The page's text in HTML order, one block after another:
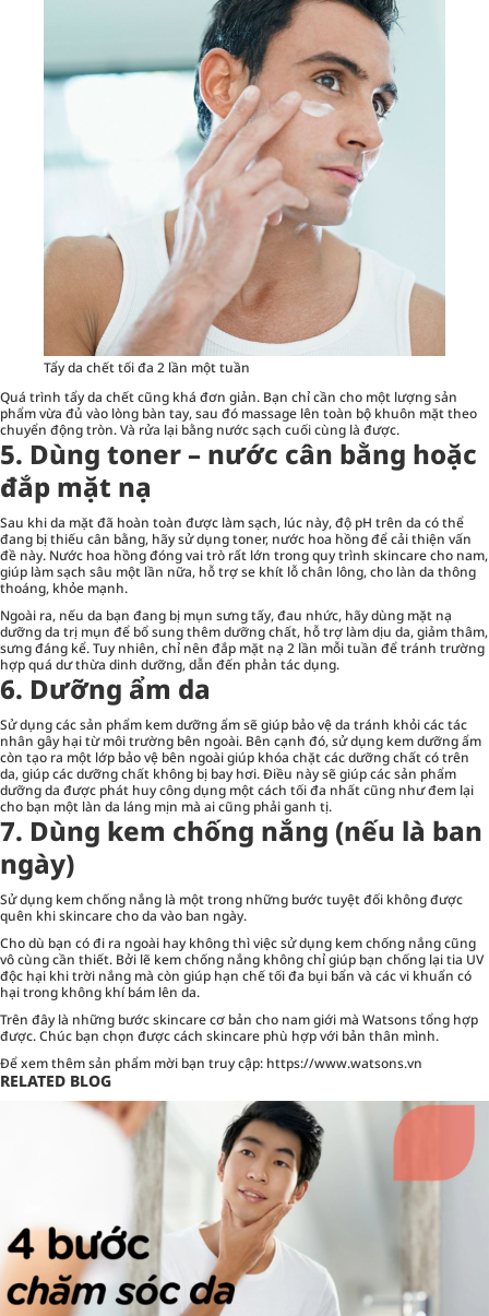
Tẩy da chết tối đa 2 lần một tuần
Quá trình tẩy da chết cũng khá đơn giản. Bạn chỉ cần cho một lượng sản
phẩm vừa đủ vào lòng bàn tay, sau đó massage lên toàn bộ khuôn mặt theo
chuyển động tròn. Và rửa lại bằng nước sạch cuối cùng là được.
5. Dùng toner – nước cân bằng hoặc
đắp mặt nạ
Sau khi da mặt đã hoàn toàn được làm sạch, lúc này, độ pH trên da có thể
đang bị thiếu cân bằng, hãy sử dụng toner, nước hoa hồng để cải thiện vấn
đề này. Nước hoa hồng đóng vai trò rất lớn trong quy trình skincare cho nam,
giúp làm sạch sâu một lần nữa, hỗ trợ se khít lỗ chân lông, cho làn da thông
thoáng, khỏe mạnh.
Ngoài ra, nếu da bạn đang bị mụn sưng tấy, đau nhức, hãy dùng mặt nạ
dưỡng da trị mụn để bổ sung thêm dưỡng chất, hỗ trợ làm dịu da, giảm thâm,
sưng đáng kể. Tuy nhiên, chỉ nên đắp mặt nạ 2 lần mỗi tuần để tránh trường
hợp quá dư thừa dinh dưỡng, dẫn đến phản tác dụng.
6. Dưỡng ẩm da
Sử dụng các sản phẩm kem dưỡng ẩm sẽ giúp bảo vệ da tránh khỏi các tác
nhân gây hại từ môi trường bên ngoài. Bên cạnh đó, sử dụng kem dưỡng ẩm
còn tạo ra một lớp bảo vệ bên ngoài giúp khóa chặt các dưỡng chất có trên
da, giúp các dưỡng chất không bị bay hơi. Điều này sẽ giúp các sản phẩm
dưỡng da được phát huy công dụng một cách tối đa nhất cũng như đem lại
cho bạn một làn da láng mịn mà ai cũng phải ganh tị.
7. Dùng kem chống nắng (nếu là ban
ngày)
Sử dụng kem chống nắng là một trong những bước tuyệt đối không được
quên khi skincare cho da vào ban ngày.
Cho dù bạn có đi ra ngoài hay không thì việc sử dụng kem chống nắng cũng
vô cùng cần thiết. Bởi lẽ kem chống nắng không chỉ giúp bạn chống lại tia UV
độc hại khi trời nắng mà còn giúp hạn chế tối đa bụi bẩn và các vi khuẩn có
hại trong không khí bám lên da.
Trên đây là những bước skincare cơ bản cho nam giới mà Watsons tổng hợp
được. Chúc bạn chọn được cách skincare phù hợp với bản thân mình.
Để xem thêm sản phẩm mời bạn truy cập: https://www.watsons.vn
RELATED BLOG